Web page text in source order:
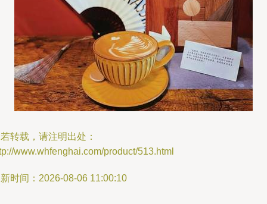
转载，请注明出处：
www.whfenghai.com/product/513.html
时间：2026-08-06 11:00:10